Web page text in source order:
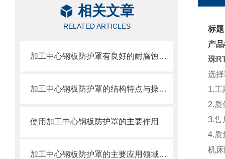
相关文章
RELATED ARTICLES
加工中心钢板防护罩有良好的耐腐蚀性，能在各种环境下长时间使用
加工中心钢板防护罩的结构特点与操作维护方式
使用加工中心钢板防护罩的主要作用
加工中心钢板防护罩的主要应用领域和产品的主要特性
标
产
珠
选择
1.工
2.质
3.售
4.质
机